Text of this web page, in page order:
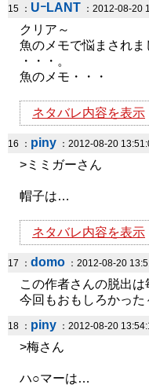
15 ： UｰLANT ：2012-08-20
クリア～
魚のメモで悩まされま
・・・。
魚のメモ・・・
ネタバレ内容を表示
16 ： piny ：2012-08-20
>ミミガーさん
帽子は…
ネタバレ内容を表示
17 ： domo ：2012-08-20
この作者さんの脱出は
今回もおもしろかった
18 ： piny ：2012-08-20
>梅さん
ハ○マーは…